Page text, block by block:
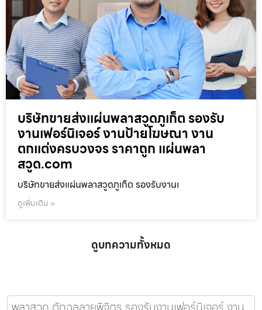
บริษัทขายส่งแผ่นพลาสวูดภูเก็ต รองรับ
งานเฟอร์นิเจอร์ งานป้ายโฆษณา งาน
ตกแต่งครบวงจร ราคาถูก แผ่นพลา
สวูด.com
บริษัทขายส่งแผ่นพลาสวูดภูเก็ต รองรับงานเ
ดูเพิ่มเติม »
ดูบทความทั้งหมด